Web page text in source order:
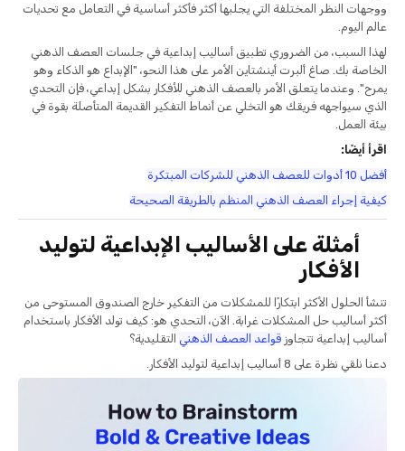
ووجهات النظر المختلفة التي يجلبها أكثر فأكثر أساسية في التعامل مع تحديات
عالم اليوم.
لهذا السبب، من الضروري تطبيق أساليب إبداعية في جلسات العصف الذهني
الخاصة بك. صاغ ألبرت أينشتاين الأمر على هذا النحو، "الإبداع هو الذكاء وهو
يمرح". وعندما يتعلق الأمر بالعصف الذهني للأفكار بشكل إبداعي، فإن التحدي
الذي سيواجهه فريقك هو التخلي عن أنماط التفكير القديمة المتأصلة بقوة في
بيئة العمل.
اقرأ أيضًا:
أفضل 10 أدوات للعصف الذهني للشركات المبتكرة
كيفية إجراء العصف الذهني المنظم بالطريقة الصحيحة
أمثلة على الأساليب الإبداعية لتوليد
الأفكار
تنشأ الحلول الأكثر ابتكارًا للمشكلات من التفكير خارج الصندوق المستوحى من
أكثر أساليب حل المشكلات غرابة. الآن، التحدي هو: كيف تولد الأفكار باستخدام
أساليب إبداعية تتجاوز قواعد العصف الذهني التقليدية؟
دعنا نلقي نظرة على 8 أساليب إبداعية لتوليد الأفكار.